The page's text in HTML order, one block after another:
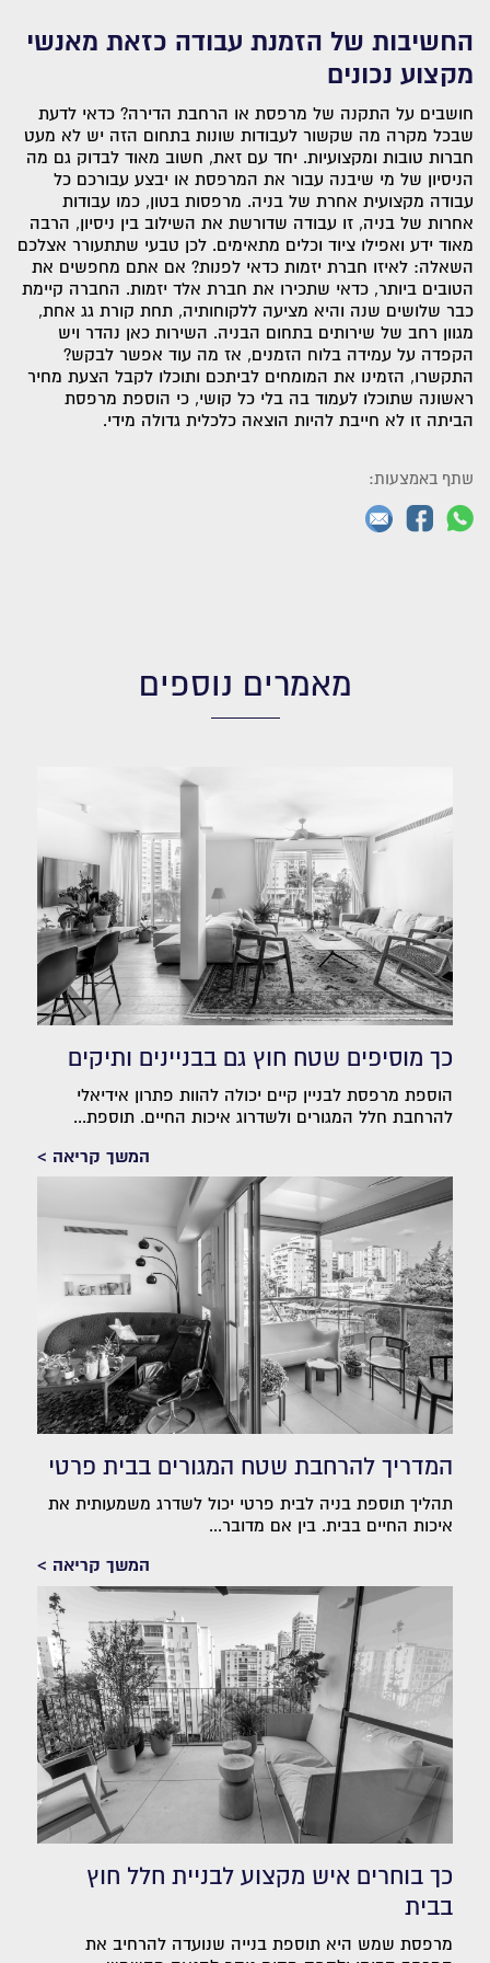
החשיבות של הזמנת עבודה כזאת מאנשי
מקצוע נכונים
חושבים על התקנה של מרפסת או הרחבת הדירה? כדאי לדעת
שבכל מקרה מה שקשור לעבודות שונות בתחום הזה יש לא מעט
חברות טובות ומקצועיות. יחד עם זאת, חשוב מאוד לבדוק גם מה
הניסיון של מי שיבנה עבור את המרפסת או יבצע עבורכם כל
עבודה מקצועית אחרת של בניה. מרפסות בטון, כמו עבודות
אחרות של בניה, זו עבודה שדורשת את השילוב בין ניסיון, הרבה
מאוד ידע ואפילו ציוד וכלים מתאימים. לכן טבעי שתתעורר אצלכם
השאלה: לאיזו חברת יזמות כדאי לפנות? אם אתם מחפשים את
הטובים ביותר, כדאי שתכירו את חברת אלד יזמות. החברה קיימת
כבר שלושים שנה והיא מציעה ללקוחותיה, תחת קורת גג אחת,
מגוון רחב של שירותים בתחום הבניה. השירות כאן נהדר ויש
הקפדה על עמידה בלוח הזמנים, אז מה עוד אפשר לבקש?
התקשרו, הזמינו את המומחים לביתכם ותוכלו לקבל הצעת מחיר
ראשונה שתוכלו לעמוד בה בלי כל קושי, כי הוספת מרפסת
הביתה זו לא חייבת להיות הוצאה כלכלית גדולה מידי.
שתף באמצעות:
מאמרים נוספים
כך מוסיפים שטח חוץ גם בבניינים ותיקים
הוספת מרפסת לבניין קיים יכולה להוות פתרון אידיאלי
להרחבת חלל המגורים ולשדרוג איכות החיים. תוספת...
המשך קריאה >
המדריך להרחבת שטח המגורים בבית פרטי
תהליך תוספת בניה לבית פרטי יכול לשדרג משמעותית את
איכות החיים בבית. בין אם מדובר...
המשך קריאה >
כך בוחרים איש מקצוע לבניית חלל חוץ
בבית
מרפסת שמש היא תוספת בנייה שנועדה להרחיב את